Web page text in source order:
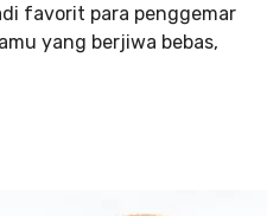
favorit para penggemar
yang berjiwa bebas,